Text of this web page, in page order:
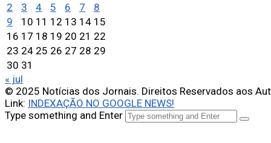
2
3 4 5 6 7
8
9
10 11 12 13 14 15
16 17 18 19 20 21 22
23 24 25 26 27 28 29
30 31
« jul
© 2025 Notícias dos Jornais. Direitos Reservados aos
Link: INDEXAÇÃO NO GOOGLE NEWS!
Type something and Enter